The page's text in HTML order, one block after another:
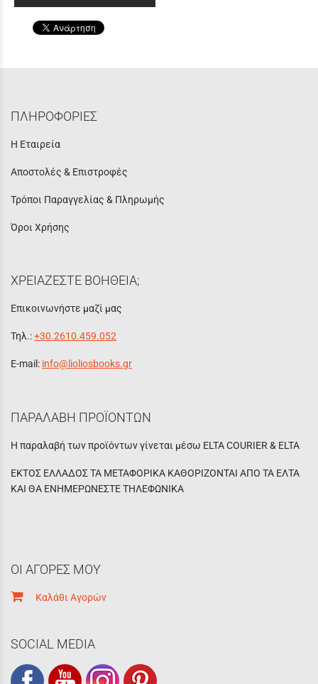
ΠΛΗΡΟΦΟΡΙΕΣ
Η Εταιρεία
Αποστολές & Επιστροφές
Τρόποι Παραγγελίας & Πληρωμής
Όροι Χρήσης
ΧΡΕΙΑΖΕΣΤΕ ΒΟΗΘΕΙΑ;
Επικοινωνήστε μαζί μας
Τηλ.:+30.2610.459.052
E-mail: info@lioliosbooks.gr
ΠΑΡΑΛΑΒΗ ΠΡΟΪΟΝΤΩΝ
Η παραλαβή των προϊόντων γίνεται μέσω ELTA COURIER & ELTA
ΕΚΤΟΣ ΕΛΛΑΔΟΣ ΤΑ ΜΕΤΑΦΟΡΙΚΑ ΚΑΘΟΡΙΖΟΝΤΑΙ ΑΠΟ ΤΑ ΕΛΤΑ
ΚΑΙ ΘΑ ΕΝΗΜΕΡΩΝΕΣΤΕ ΤΗΛΕΦΩΝΙΚΑ
ΟΙ ΑΓΟΡΕΣ ΜΟΥ
Καλάθι Αγορών
SOCIAL MEDIA